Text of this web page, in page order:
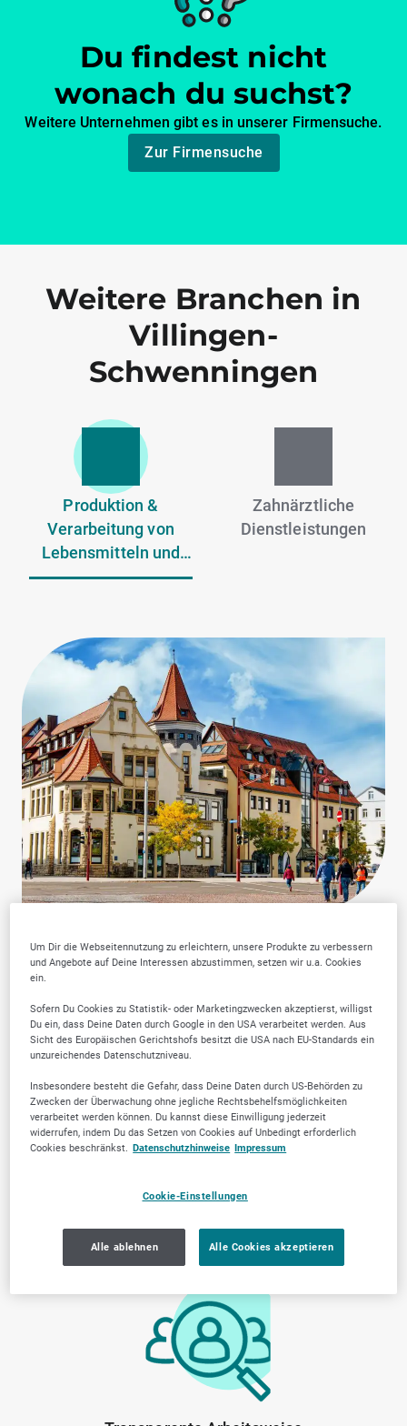
Du findest nicht
wonach du suchst?
Weitere Unternehmen gibt es in unserer Firmensuche.
Zur Firmensuche
Weitere Branchen in
Villingen-
Schwenningen
Produktion &
Verarbeitung von
Lebensmitteln und
Getränken
Zahnärztliche
Dienstleistungen
Warum SELLWERK
Trusted Firmen wählen?
Von der Community
geprüfte Anbieter
Lokale Marktkenntnis
Um Dir die Webseitennutzung zu erleichtern, unsere Produkte zu verbessern
und Angebote auf Deine Interessen abzustimmen, setzen wir u.a. Cookies
ein.
Sofern Du Cookies zu Statistik- oder Marketingzwecken akzeptierst, willigst
Du ein, dass Deine Daten durch Google in den USA verarbeitet werden. Aus
Sicht des Europäischen Gerichtshofs besitzt die USA nach EU-Standards ein
unzureichendes Datenschutzniveau.
Insbesondere besteht die Gefahr, dass Deine Daten durch US-Behörden zu
Zwecken der Überwachung ohne jegliche Rechtsbehelfsmöglichkeiten
verarbeitet werden können. Du kannst diese Einwilligung jederzeit
widerrufen, indem Du das Setzen von Cookies auf Unbedingt erforderlich
Cookies beschränkst. Datenschutzhinweise Impressum
Cookie-Einstellungen
Alle ablehnen Alle Cookies akzeptieren